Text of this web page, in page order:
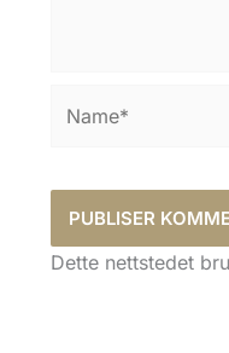
Dette nettstedet